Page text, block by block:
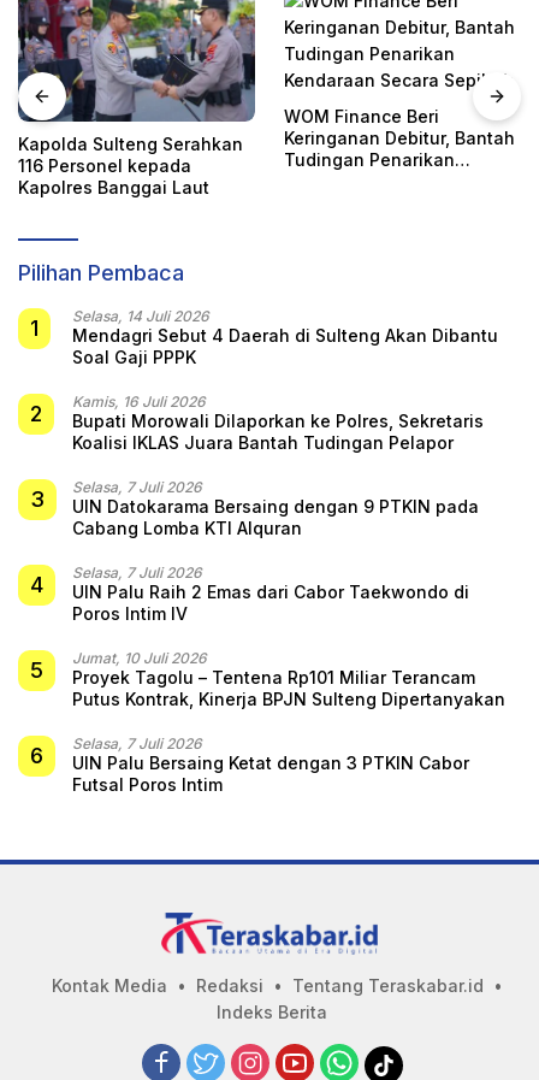
WOM Finance Beri
Keringanan Debitur, Bantah
Tudingan Penarikan
Kendaraan Secara Sepihak
Pencabutan Status Tuan
Rumah FORNAS IX, Sulteng
Pilihan Pembaca
1 Selasa, 14 Juli 2026
Mendagri Sebut 4 Daerah di Sulteng Akan Dibantu
Soal Gaji PPPK
2 Kamis, 16 Juli 2026
Bupati Morowali Dilaporkan ke Polres, Sekretaris
Koalisi IKLAS Juara Bantah Tudingan Pelapor
3 Selasa, 7 Juli 2026
UIN Datokarama Bersaing dengan 9 PTKIN pada
Cabang Lomba KTI Alquran
4 Selasa, 7 Juli 2026
UIN Palu Raih 2 Emas dari Cabor Taekwondo di
Poros Intim IV
5 Jumat, 10 Juli 2026
Proyek Tagolu – Tentena Rp101 Miliar Terancam
Putus Kontrak, Kinerja BPJN Sulteng Dipertanyakan
6 Selasa, 7 Juli 2026
UIN Palu Bersaing Ketat dengan 3 PTKIN Cabor
Futsal Poros Intim
Kontak Media Redaksi
Tentang Teraskabar.id
Indeks Berita